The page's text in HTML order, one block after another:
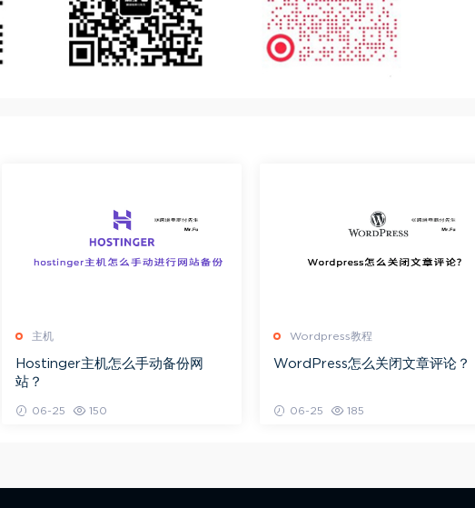
主机
Hostinger主机怎么手动备份网
站？
06-25 150
Wordpress教程
WordPress怎么关闭文章评论？
06-25 185